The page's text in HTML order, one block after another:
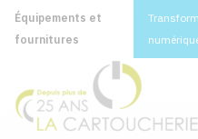
Équipements et
fournitures